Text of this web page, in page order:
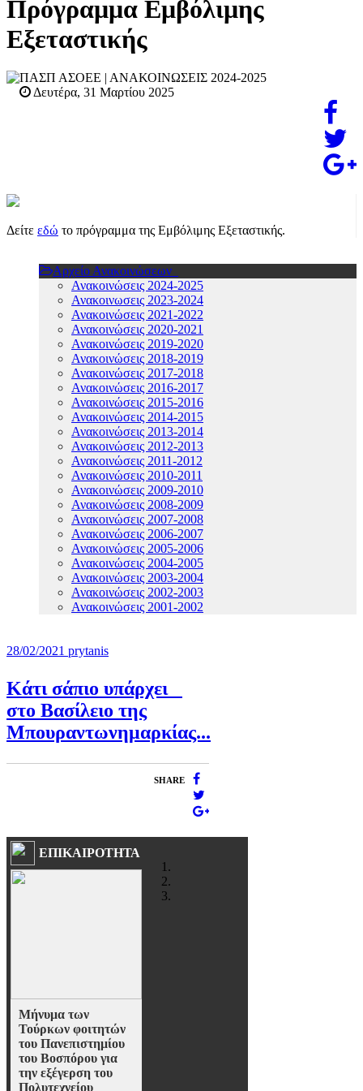
Πρόγραμμα Εμβόλιμης
Εξεταστικής
ΠΑΣΠ ΑΣΟΕΕ | ΑΝΑΚΟΙΝΩΣΕΙΣ 2024-2025
Δευτέρα, 31 Μαρτίου 2025
Δείτε εδώ το πρόγραμμα της Εμβόλιμης Εξεταστικής.
Αρχείο Ανακοινώσεων
Ανακοινώσεις 2024-2025
Ανακοινωσεις 2023-2024
Ανακοινώσεις 2021-2022
Ανακοινώσεις 2020-2021
Ανακοινώσεις 2019-2020
Ανακοινώσεις 2018-2019
Ανακοινώσεις 2017-2018
Ανακοινώσεις 2016-2017
Ανακοινώσεις 2015-2016
Ανακοινώσεις 2014-2015
Ανακοινώσεις 2013-2014
Ανακοινώσεις 2012-2013
Ανακοινώσεις 2011-2012
Ανακοινώσεις 2010-2011
Ανακοινώσεις 2009-2010
Ανακοινώσεις 2008-2009
Ανακοινώσεις 2007-2008
Ανακοινώσεις 2006-2007
Ανακοινώσεις 2005-2006
Ανακοινώσεις 2004-2005
Ανακοινώσεις 2003-2004
Ανακοινώσεις 2002-2003
Ανακοινώσεις 2001-2002
28/02/2021 prytanis
Κάτι σάπιο υπάρχει
στο Βασίλειο της
Μπουραντωνημαρκίας...
SHARE
ΕΠΙΚΑΙΡΟΤΗΤΑ
Μήνυμα των
Τούρκων φοιτητών
του Πανεπιστημίου
του Βοσπόρου για
την εξέγερση του
Πολυτεχνείου